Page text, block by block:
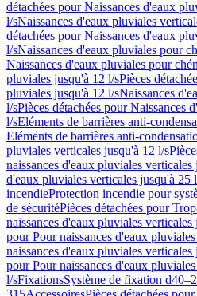
détachées pour Naissances d'eaux
l/sNaissances d'eaux pluviales
détachées pour Naissances d'eaux
l/sNaissances d'eaux pluviales pour
Naissances d'eaux pluviales pour
pluviales jusqu'à 12 l/sPièces
pluviales jusqu'à 12 l/sNaissances
l/sPièces détachées pour Naissances
l/sEléments de barrières anti-
Eléments de barrières anti-
pluviales verticales jusqu'à 12 l/s
naissances d'eaux pluviales verticales
d'eaux pluviales verticales jusqu'à 25
incendieProtection incendie pour
de sécuritéPièces détachées pour
naissances d'eaux pluviales verticales
pour Pour naissances d'eaux
naissances d'eaux pluviales verticales
pour Pour naissances d'eaux
l/sFixationsSystème de fixation